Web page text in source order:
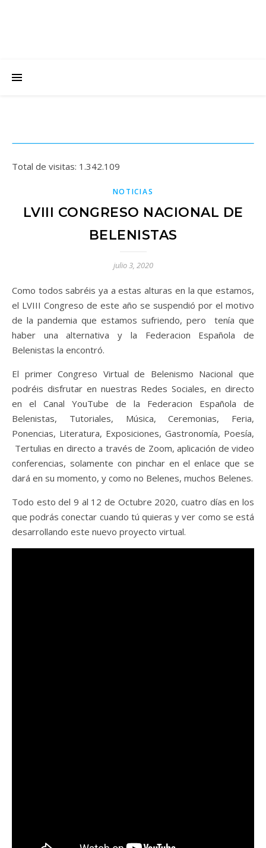
Total de visitas: 1.342.109
NOTICIAS
LVIII CONGRESO NACIONAL DE
BELENISTAS
julio 3, 2020
Como todos sabréis ya a estas alturas en la que estamos,
el LVIII Congreso de este año se suspendió por el motivo
de la pandemia que estamos sufriendo, pero tenía que
haber una alternativa y la Federacion Española de
Belenistas la encontró.
El primer Congreso Virtual de Belenismo Nacional que
podréis disfrutar en nuestras Redes Sociales, en directo
en el Canal YouTube de la Federacion Española de
Belenistas, Tutoriales, Música, Ceremonias, Feria,
Ponencias, Literatura, Exposiciones, Gastronomía, Poesía,
Tertulias en directo a través de Zoom, aplicación de video
conferencias, solamente con pinchar en el enlace que se
dará en su momento, y como no Belenes, muchos Belenes.
Todo esto del 9 al 12 de Octubre 2020, cuatro días en los
que podrás conectar cuando tú quieras y ver como se está
desarrollando este nuevo proyecto virtual.